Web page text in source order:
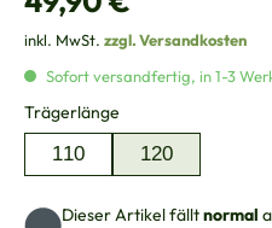
inkl. MwSt. zzgl. Versandkosten
Sofort versandfertig, in 1-3
Trägerlänge
110 120
Dieser Artikel fälltnormal